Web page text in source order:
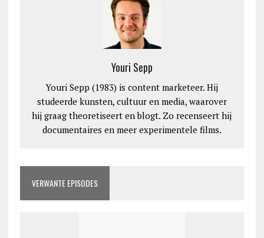
Youri Sepp
Youri Sepp (1983) is content marketeer. Hij
studeerde kunsten, cultuur en media, waarover
hij graag theoretiseert en blogt. Zo recenseert hij
documentaires en meer experimentele films.
VERWANTE EPISODES